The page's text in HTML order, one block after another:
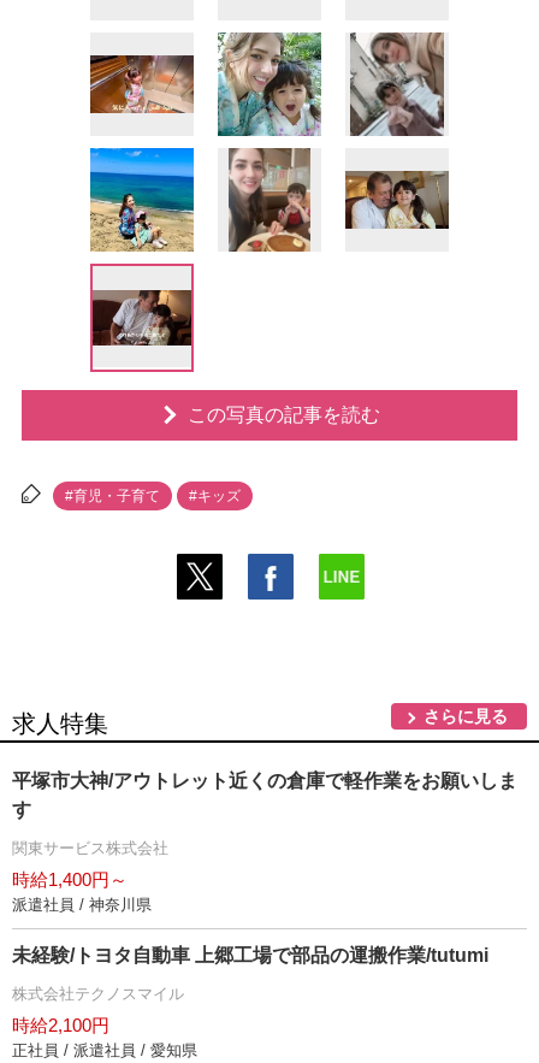
この写真の記事を読む
#育児・子育て #キッズ
求人特集 さらに見る
平塚市大神/アウトレット近くの倉庫で軽作業をお願いしま
す
関東サービス株式会社
時給1,400円～
派遣社員 / 神奈川県
未経験/トヨタ自動車 上郷工場で部品の運搬作業/tutumi
株式会社テクノスマイル
時給2,100円
正社員 / 派遣社員 / 愛知県